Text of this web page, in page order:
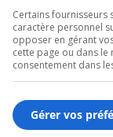
Certains fournisseurs
caractère personnel
opposer en gérant
cette page ou dans
consentement dans
Gérer vos